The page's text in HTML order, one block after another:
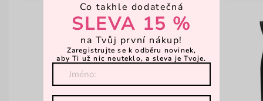
Co takhle dodatečná
SLEVA 15 %
na Tvůj první nákup!
Zaregistrujte se k odběru novinek,
aby Ti už nic neuteklo, a sleva je Tvoje.